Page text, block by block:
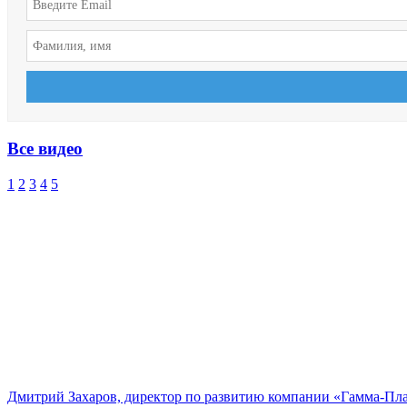
Все видео
1 2 3 4 5
Дмитрий Захаров, директор по развитию компании «Гамма-